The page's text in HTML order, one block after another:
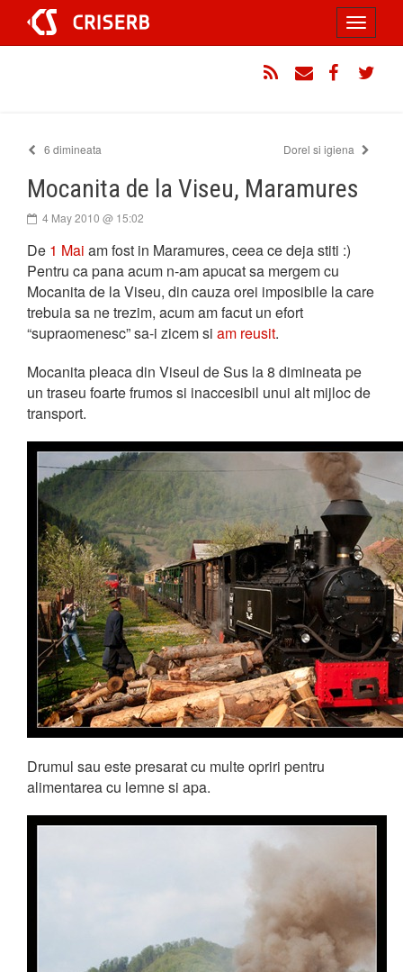
conținut
Toggle
6 dimineata Dorel si igiena
Mocanita de la Viseu, Maramures
4 May 2010 @ 15:02
De 1 Mai am fost in Maramures, ceea ce deja stiti :)
Pentru ca pana acum n-am apucat sa mergem cu
Mocanita de la Viseu, din cauza orei imposibile la care
trebuia sa ne trezim, acum am facut un efort
“supraomenesc” sa-i zicem si am reusit.
Mocanita pleaca din Viseul de Sus la 8 dimineata pe
un traseu foarte frumos si inaccesibil unui alt mijloc de
transport.
Drumul sau este presarat cu multe opriri pentru
alimentarea cu lemne si apa.